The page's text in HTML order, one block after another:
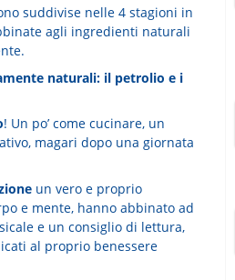
suddivise nelle 4 stagioni in
agli ingredienti naturali
naturali: il petrolio e i
! Un po’ come cucinare, un
magari dopo una giornata
un vero e proprio
e mente, hanno abbinato ad
e un consiglio di lettura,
al proprio benessere